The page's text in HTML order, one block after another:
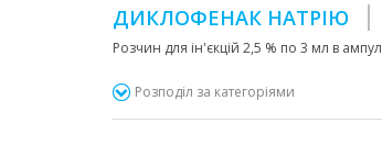
ДИКЛОФЕНАК НАТРІЮ
Розчин для ін'єкцій 2,5 % по 3 мл в
Розподіл за категоріями